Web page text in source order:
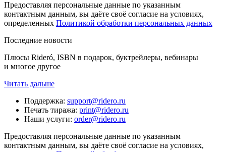
Предоставляя персональные данные по указанным
контактным данным, вы даёте своё согласие на условиях,
определенных Политикой обработки персональных данных
Последние новости
Плюсы Rideró, ISBN в подарок, буктрейлеры, вебинары
и многое другое
Читать дальше
Поддержка: support@ridero.ru
Печать тиража: print@ridero.ru
Наши услуги: order@ridero.ru
Предоставляя персональные данные по указанным
контактным данным, вы даёте своё согласие на условиях,